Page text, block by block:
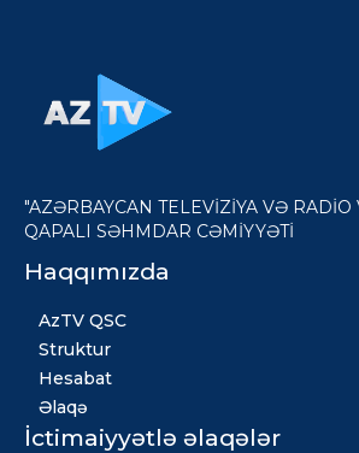
"AZƏRBAYCAN TELEVİZİYA VƏ RADİO
QAPALI SƏHMDAR CƏMİYYƏTİ
Haqqımızda
AzTV QSC
Struktur
Hesabat
Əlaqə
İctimaiyyətlə əlaqələr